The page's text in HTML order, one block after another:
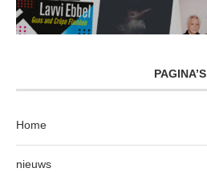
PAGINA’S
Home
nieuws